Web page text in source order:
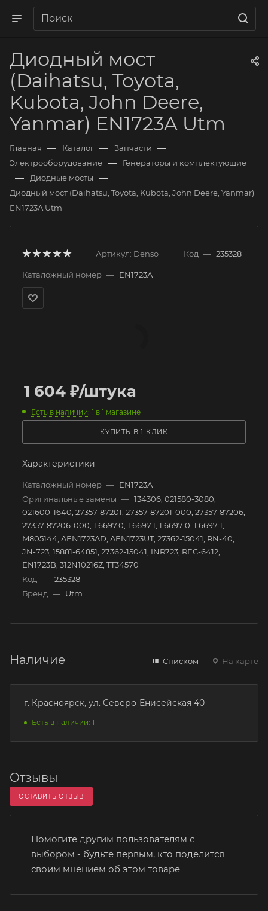
Диодный мост
(Daihatsu, Toyota,
Kubota, John Deere,
Yanmar) EN1723A Utm
Главная — Каталог — Запчасти —
Электрооборудование — Генераторы и комплектующие
— Диодные мосты —
Диодный мост (Daihatsu, Toyota, Kubota, John Deere, Yanmar)
EN1723A Utm
Артикул: Denso Код — 235328
Каталожный номер — EN1723A
1 604 ₽/штука
Есть в наличии: 1 в 1 магазине
КУПИТЬ В 1 КЛИК
Характеристики
Каталожный номер — EN1723A
Оригинальные замены — 134306, 021580-3080,
021600-1640, 27357-87201, 27357-87201-000, 27357-87206,
27357-87206-000, 1.6697.0, 1.6697.1, 1 6697 0, 1 6697 1,
M805144, AEN1723AD, AEN1723UT, 27362-15041, RN-40,
JN-723, 15881-64851, 27362-15041, INR723, REC-6412,
EN1723B, 312N10216Z, TT34570
Код — 235328
Бренд — Utm
Наличие Списком На карте
г. Красноярск, ул. Северо-Енисейская 40
Есть в наличии: 1
Отзывы
ОСТАВИТЬ ОТЗЫВ
Помогите другим пользователям с
выбором - будьте первым, кто поделится
своим мнением об этом товаре